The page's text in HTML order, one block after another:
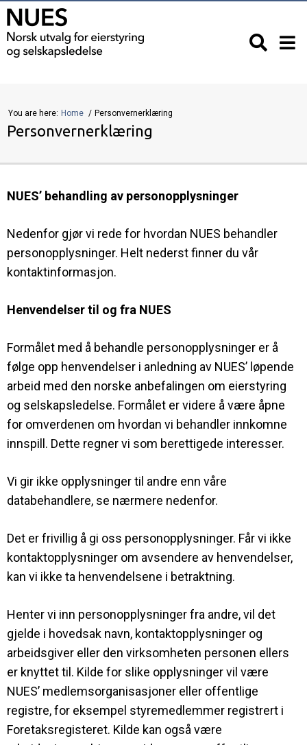
You are here: Home Personvernerklæring
Personvernerklæring
NUES’ behandling av personopplysninger
Nedenfor gjør vi rede for hvordan NUES behandler
personopplysninger. Helt nederst finner du vår
kontaktinformasjon.
Henvendelser til og fra NUES
Formålet med å behandle personopplysninger er å
følge opp henvendelser i anledning av NUES’ løpende
arbeid med den norske anbefalingen om eierstyring
og selskapsledelse. Formålet er videre å være åpne
for omverdenen om hvordan vi behandler innkomne
innspill. Dette regner vi som berettigede interesser.
Vi gir ikke opplysninger til andre enn våre
databehandlere, se nærmere nedenfor.
Det er frivillig å gi oss personopplysninger. Får vi ikke
kontaktopplysninger om avsendere av henvendelser,
kan vi ikke ta henvendelsene i betraktning.
Henter vi inn personopplysninger fra andre, vil det
gjelde i hovedsak navn, kontaktopplysninger og
arbeidsgiver eller den virksomheten personen ellers
er knyttet til. Kilde for slike opplysninger vil være
NUES’ medlemsorganisasjoner eller offentlige
registre, for eksempel styremedlemmer registrert i
Foretaksregisteret. Kilde kan også være